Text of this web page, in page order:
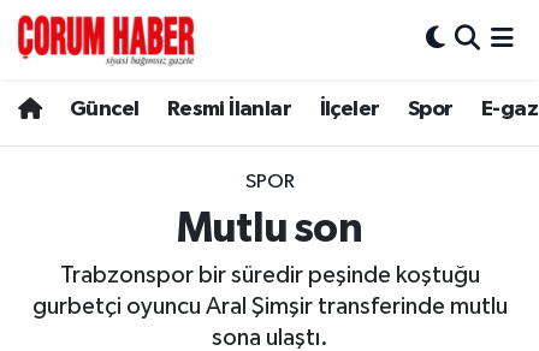
Güncel Resmi İlanlar İlçeler Spor E-
SPOR
Mutlu son
Trabzonspor bir süredir peşinde koştuğu
gurbetçi oyuncu Aral Şimşir transferinde mutlu
sona ulaştı.
Spor
Resmi İlanlar
Alaca
Hava Durumu
Çorum Namaz Vakitleri
Trafik Durumu
Süper Lig Puan Durumu ve Fikstür